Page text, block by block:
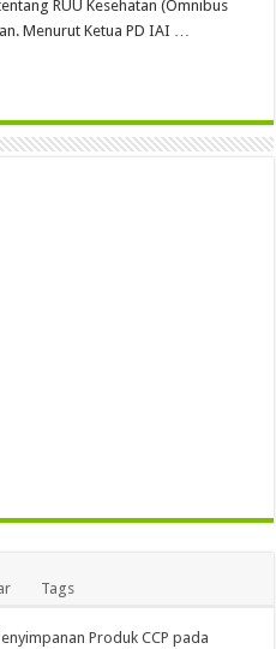
RUU Kesehatan (Omnibus
Menurut Ketua PD IAI …
Tags
Produk CCP pada